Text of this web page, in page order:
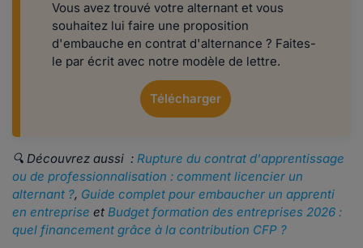
Vous avez trouvé votre alternant et vous
souhaitez lui faire une proposition
d'embauche en contrat d'alternance ? Faites-
le par écrit avec notre modèle de lettre.
Télécharger
🔍 Découvrez aussi : Rupture du contrat d'apprentissage
ou de professionnalisation : comment licencier un
alternant ?, Guide complet pour embaucher un apprenti
en entreprise et Budget formation des entreprises 2026 :
quel financement grâce à la contribution CFP ?